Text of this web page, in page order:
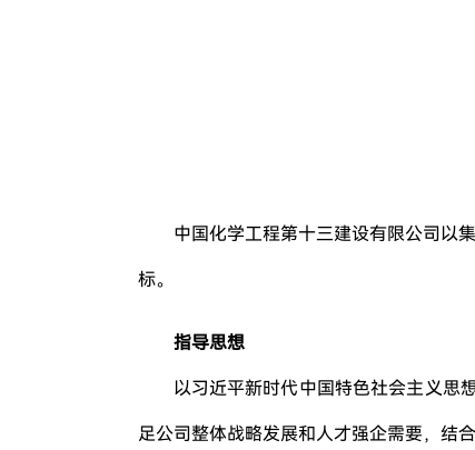
中国化学工程第十三建设有限公司以
标。
指导思想
以习近平新时代中国特色社会主义思
足公司整体战略发展和人才强企需要，结